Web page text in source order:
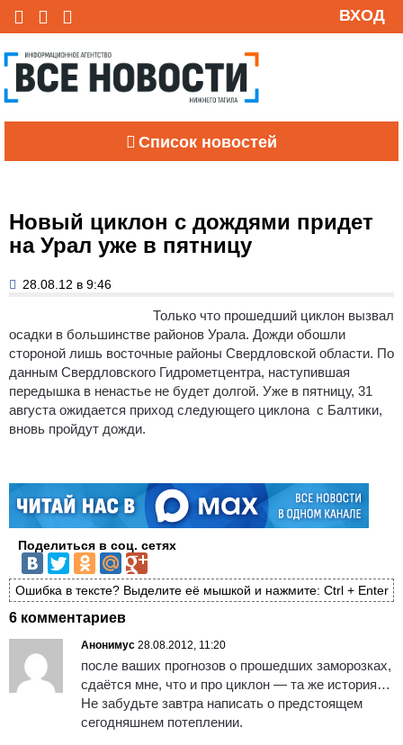
ВХОД
Список новостей
Новый циклон с дождями придет
на Урал уже в пятницу
28.08.12 в 9:46
Только что прошедший циклон вызвал
осадки в большинстве районов Урала. Дожди обошли
стороной лишь восточные районы Свердловской области. По
данным Свердловского Гидрометцентра, наступившая
передышка в ненастье не будет долгой. Уже в пятницу, 31
августа ожидается приход следующего циклона с Балтики,
вновь пройдут дожди.
Поделиться в соц. сетях
Ошибка в тексте? Выделите её мышкой и нажмите: Ctrl + Enter
6 комментариев
Анонимус 28.08.2012, 11:20
после ваших прогнозов о прошедших заморозках,
сдаётся мне, что и про циклон — та же история…
Не забудьте завтра написать о предстоящем
сегодняшнем потеплении.